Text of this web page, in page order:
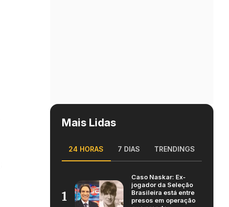
Mais Lidas
24 HORAS 7 DIAS TRENDINGS
1
Caso Naskar: Ex-
jogador da Seleção
Brasileira está entre
presos em operação